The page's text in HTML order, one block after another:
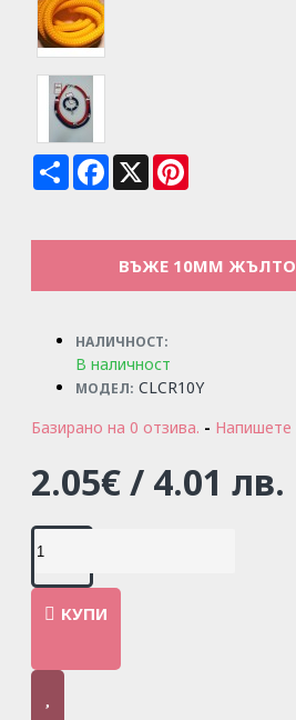
Share Facebook
X
ВЪЖЕ 10ММ ЖЪЛТО
НАЛИЧНОСТ:
В наличност
МОДЕЛ: CLCR10Y
Базирано на 0 отзива. - Напишете
2.05€ / 4.01 лв.
КУПИ